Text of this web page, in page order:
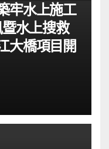
牢水上施工
水上搜救
大橋項目開